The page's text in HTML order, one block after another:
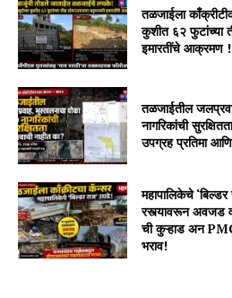
तळजाईला
कुशीत ६२ फुटांच्या
इमारतींचे आक्रमण !
तळजाईतील
नागरिकांची
उपग्रह प्रतिमा
महापालिकेचे
रस्त्यावरून अवजड
ची कुऱ्हाड अन
भराव!